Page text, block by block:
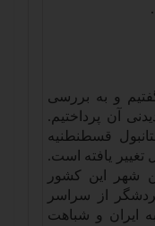
.
و به بررسی
آن پرداختیم.
قسطنطنیه
تغییر یافته است.
شهر این کشور
از سراسر
ایران و شباهت